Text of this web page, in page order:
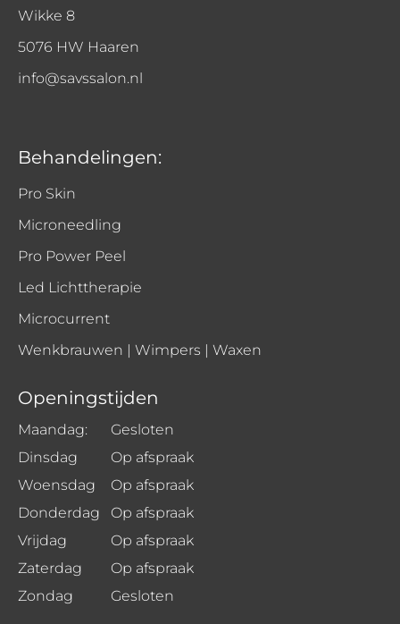
Wikke 8
5076 HW Haaren
info@savssalon.nl
Behandelingen:
Pro Skin
Microneedling
Pro Power Peel
Led Lichttherapie
Microcurrent
Wenkbrauwen | Wimpers | Waxen
Openingstijden
Maandag:
Gesloten
Dinsdag
Op afspraak
Woensdag
Op afspraak
Donderdag
Op afspraak
Vrijdag
Op afspraak
Zaterdag
Op afspraak
Zondag
Gesloten